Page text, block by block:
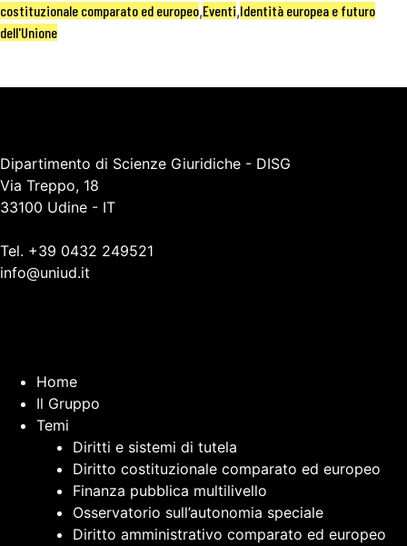
costituzionale comparato ed europeo,Eventi,Identità europea e futuro
dell'Unione
Dipartimento di Scienze Giuridiche - DISG
Via Treppo, 18
33100 Udine - IT
Tel. +39 0432 249521
info@uniud.it
Home
Il Gruppo
Temi
Diritti e sistemi di tutela
Diritto costituzionale comparato ed europeo
Finanza pubblica multilivello
Osservatorio sull’autonomia speciale
Diritto amministrativo comparato ed europeo